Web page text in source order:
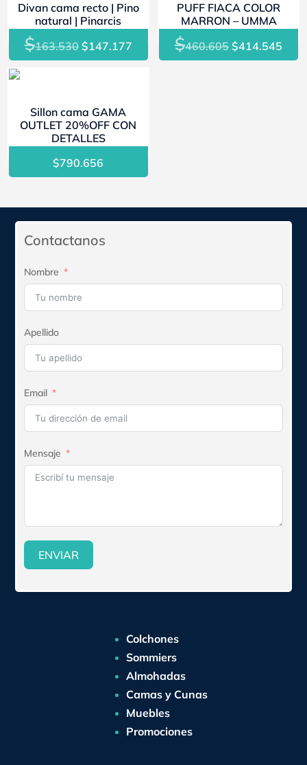
Divan cama recto | Pino
natural | Pinarcis
$163.530 El
precio
$163.530.
$147.177El
precio
PUFF FIACA COLOR
MARRON – UMMA
$460.605 El
precio
$414.545
Sillon cama GAMA
OUTLET 20%OFF CON
DETALLES
$790.656
Colchones
Sommiers
Almohadas
Camas y Cunas
Muebles
Promociones
Contactanos
Nombre
Apellido
Email
Mensaje
ENVIAR